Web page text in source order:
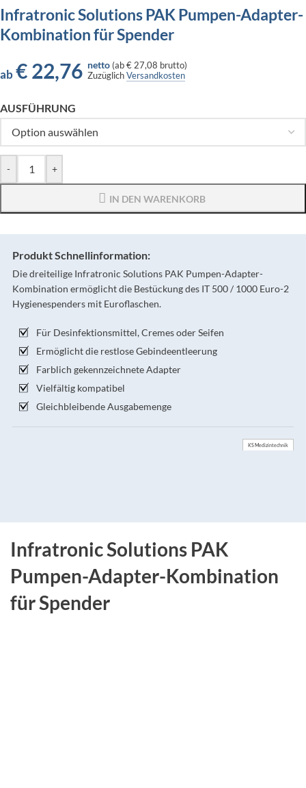
Infratronic Solutions PAK Pumpen-Adapter-
Kombination für Spender
ab €22,76 netto (ab€ 27,08 brutto)
ZuzüglichVersandkosten
AUSFÜHRUNG
- +
IN DEN WARENKORB
Produkt Schnellinformation:
Die dreiteilige Infratronic Solutions PAK Pumpen-Adapter-
Kombination ermöglicht die Bestückung des IT 500 / 1000 Euro-2
Hygienespenders mit Euroflaschen.
Für Desinfektionsmittel, Cremes oder Seifen
Ermöglicht die restlose Gebindeentleerung
Farblich gekennzeichnete Adapter
Vielfältig kompatibel
Gleichbleibende Ausgabemenge
KS Medizintechnik
Infratronic Solutions PAK
Pumpen-Adapter-Kombination
für Spender